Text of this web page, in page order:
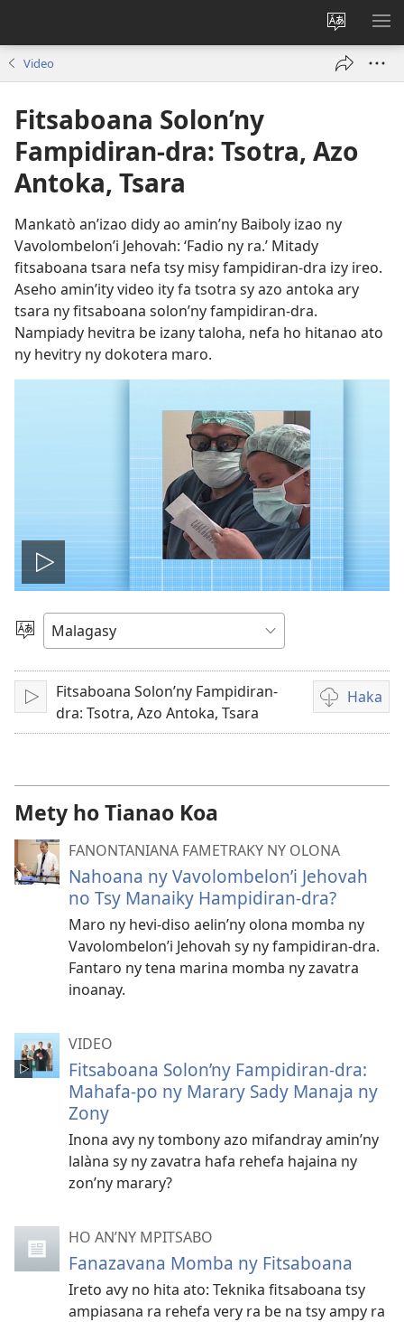
Hiova
fiteny
Video
Fitsaboana Solon’ny
Fampidiran-dra: Tsotra, Azo
Antoka, Tsara
Mankatò an’izao didy ao amin’ny Baiboly izao ny
Vavolombelon’i Jehovah: ‘Fadio ny ra.’ Mitady
fitsaboana tsara nefa tsy misy fampidiran-dra izy ireo.
Aseho amin’ity video ity fa tsotra sy azo antoka ary
tsara ny fitsaboana solon’ny fampidiran-dra.
Nampiady hevitra be izany taloha, nefa ho hitanao ato
ny hevitry ny dokotera maro.
Handefa
video
Hifidy
Fiteny
Handefa
Fitsaboana Solon’ny Fampidiran-
dra: Tsotra, Azo Antoka, Tsara
Haka
Fandikana
video
Mety ho Tianao Koa
FANONTANIANA FAMETRAKY NY OLONA
Nahoana ny Vavolombelon’i Jehovah
no Tsy Manaiky Hampidiran-dra?
Maro ny hevi-diso aelin’ny olona momba ny
Vavolombelon’i Jehovah sy ny fampidiran-dra.
Fantaro ny tena marina momba ny zavatra
inoanay.
VIDEO
Fitsaboana Solon’ny Fampidiran-dra:
Mahafa-po ny Marary Sady Manaja ny
Zony
Inona avy ny tombony azo mifandray amin’ny
lalàna sy ny zavatra hafa rehefa hajaina ny
zon’ny marary?
HO AN’NY MPITSABO
Fanazavana Momba ny Fitsaboana
Ireto avy no hita ato: Teknika fitsaboana tsy
ampiasana ra rehefa very ra be na tsy ampy ra